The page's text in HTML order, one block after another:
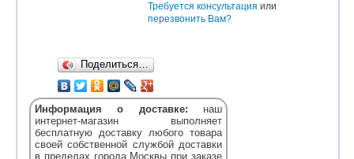
Поделиться…
Требуется консультация или
перезвонить Вам?
Информация о доставке: наш
интернет-магазин выполняет
бесплатную доставку любого товара
своей собственной службой доставки
в пределах города Москвы при заказе